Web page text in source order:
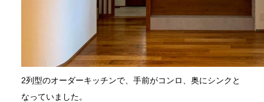
2列型のオーダーキッチンで、手前がコンロ、奥にシンクと
なっていました。